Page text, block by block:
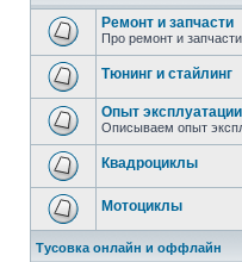
Ремонт и запчасти
Про ремонт и
Тюнинг и стайлинг
Опыт эксплуатации
Описываем опыт
Квадроциклы
Мотоциклы
Тусовка онлайн и оффлайн